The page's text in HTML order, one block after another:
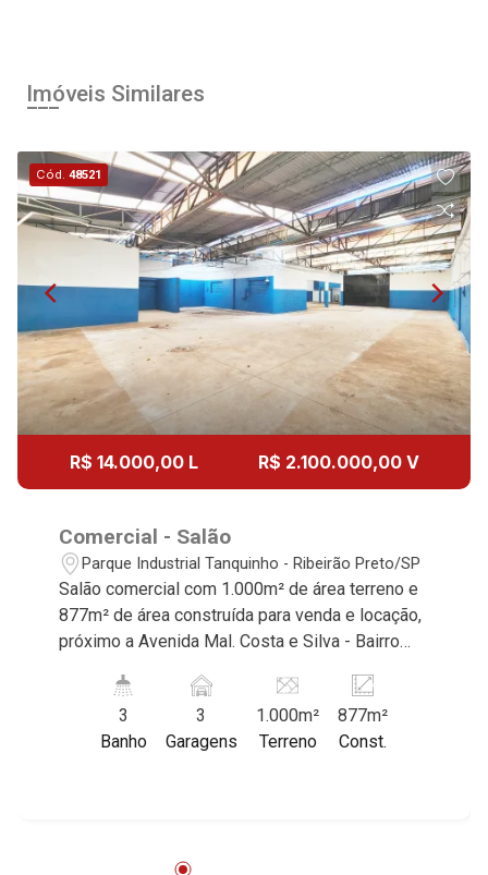
Continuar
Imóveis Similares
Cód.48521
R$ 14.000,00 L R$ 2.100.000,00 V
Comercial - Salão
Parque Industrial Tanquinho - Ribeirão Preto/SP
Salão comercial com 1.000m² de área terreno e
877m² de área construída para venda e locação,
próximo a Avenida Mal. Costa e Silva - Bairro
Conheça as características deste imóvel que a
Martinelli Imobiliária selecionou para você: -
1.000m² de área terreno e 877m² de área
3
Banho
3
Garagens
1.000m²
Terreno
877m²
Const.